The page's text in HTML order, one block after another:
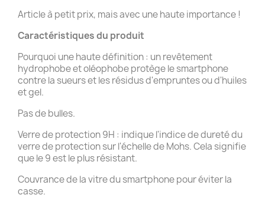
Article à petit prix, mais avec une haute importance !
Caractéristiques du produit
Pourquoi une haute définition : un revêtement
hydrophobe et oléophobe protège le smartphone
contre la sueurs et les résidus d'empruntes ou d'huiles
et gel.
Pas de bulles.
Verre de protection 9H : indique l'indice de dureté du
verre de protection sur l'échelle de Mohs. Cela signifie
que le 9 est le plus résistant.
Couvrance de la vitre du smartphone pour éviter la
casse.